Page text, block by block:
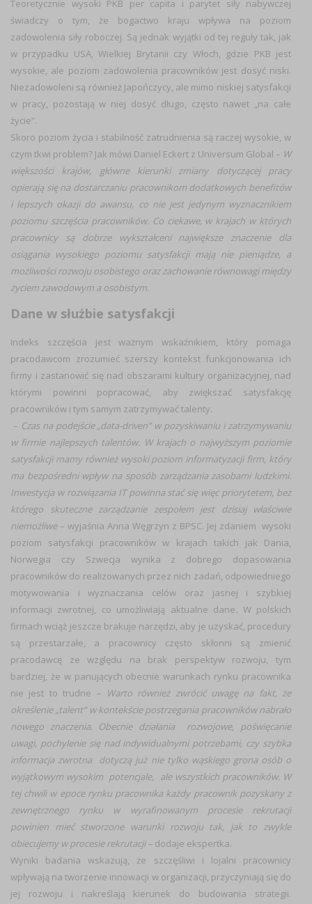
Teoretycznie wysoki PKB per capita i parytet siły nabywczej
świadczy o tym, że bogactwo kraju wpływa na poziom
zadowolenia siły roboczej. Są jednak wyjątki od tej reguły tak, jak
w przypadku USA, Wielkiej Brytanii czy Włoch, gdzie PKB jest
wysokie, ale poziom zadowolenia pracowników jest dosyć niski.
Niezadowoleni są również Japończycy, ale mimo niskiej satysfakcji
w pracy, pozostają w niej dosyć długo, często nawet „na całe
życie”.
Skoro poziom życia i stabilność zatrudnienia są raczej wysokie, w
czym tkwi problem? Jak mówi Daniel Eckert z Universum Global – W
większości krajów, główne kierunki zmiany dotyczącej pracy
opierają się na dostarczaniu pracownikom dodatkowych benefitów
i lepszych okazji do awansu, co nie jest jedynym wyznacznikiem
poziomu szczęścia pracowników. Co ciekawe, w krajach w których
pracownicy są dobrze wykształceni największe znaczenie dla
osiągania wysokiego poziomu satysfakcji mają nie pieniądze, a
możliwości rozwoju osobistego oraz zachowanie równowagi między
życiem zawodowym a osobistym.
Dane w służbie satysfakcji
Indeks szczęścia jest ważnym wskaźnikiem, który pomaga
pracodawcom zrozumieć szerszy kontekst funkcjonowania ich
firmy i zastanowić się nad obszarami kultury organizacyjnej, nad
którymi powinni popracować, aby zwiększać satysfakcję
pracowników i tym samym zatrzymywać talenty.
– Czas na podejście „data-driven” w pozyskiwaniu i zatrzymywaniu
w firmie najlepszych talentów. W krajach o najwyższym poziomie
satysfakcji mamy również wysoki poziom informatyzacji firm, który
ma bezpośredni wpływ na sposób zarządzania zasobami ludzkimi.
Inwestycja w rozwiązania IT powinna stać się więc priorytetem, bez
którego skuteczne zarządzanie zespołem jest dzisiaj właściwie
niemożliwe– wyjaśnia Anna Węgrzyn z BPSC. Jej zdaniem wysoki
poziom satysfakcji pracowników w krajach takich jak Dania,
Norwegia czy Szwecja wynika z dobrego dopasowania
pracowników do realizowanych przez nich zadań, odpowiedniego
motywowania i wyznaczania celów oraz jasnej i szybkiej
informacji zwrotnej, co umożliwiają aktualne dane. W polskich
firmach wciąż jeszcze brakuje narzędzi, aby je uzyskać, procedury
są przestarzałe, a pracownicy często skłonni są zmienić
pracodawcę ze względu na brak perspektyw rozwoju, tym
bardziej, że w panujących obecnie warunkach rynku pracownika
nie jest to trudne – Warto również zwrócić uwagę na fakt, że
określenie „talent” w kontekście postrzegania pracowników nabrało
nowego znaczenia. Obecnie działania rozwojowe, poświęcanie
uwagi, pochylenie się nad indywidualnymi potrzebami, czy szybka
informacja zwrotna dotyczą już nie tylko wąskiego grona osób o
wyjątkowym wysokim potencjale, ale wszystkich pracowników. W
tej chwili w epoce rynku pracownika każdy pracownik pozyskany z
zewnętrznego rynku w wyrafinowanym procesie rekrutacji
powinien mieć stworzone warunki rozwoju tak, jak to zwykle
obiecujemy w procesie rekrutacji – dodaje ekspertka.
Wyniki badania wskazują, że szczęśliwi i lojalni pracownicy
wpływają na tworzenie innowacji w organizacji, przyczyniają się do
jej rozwoju i nakreślają kierunek do budowania strategii.